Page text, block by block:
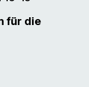
für die